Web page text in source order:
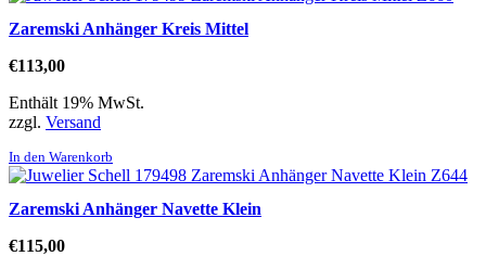
Zaremski Anhänger Kreis Mittel
€113,00
Enthält 19% MwSt.
zzgl. Versand
In den Warenkorb
Zaremski Anhänger Navette Klein
€115,00